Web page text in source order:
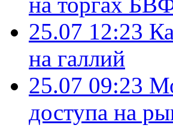
25.07 12:23
на галлий
25.07 09:23
доступа на